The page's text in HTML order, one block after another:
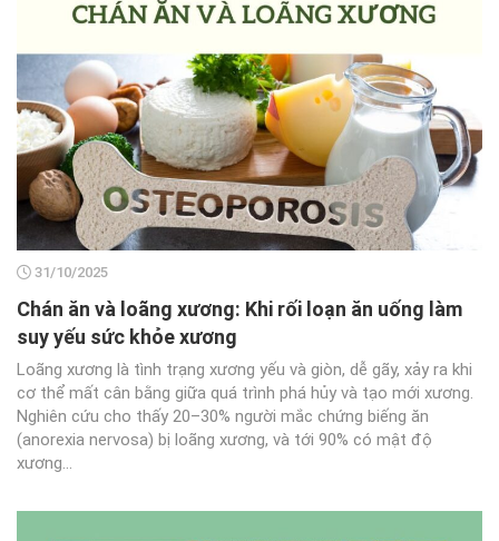
31/10/2025
Chán ăn và loãng xương: Khi rối loạn ăn uống làm
suy yếu sức khỏe xương
Loãng xương là tình trạng xương yếu và giòn, dễ gãy, xảy ra khi
cơ thể mất cân bằng giữa quá trình phá hủy và tạo mới xương.
Nghiên cứu cho thấy 20–30% người mắc chứng biếng ăn
(anorexia nervosa) bị loãng xương, và tới 90% có mật độ
xương...